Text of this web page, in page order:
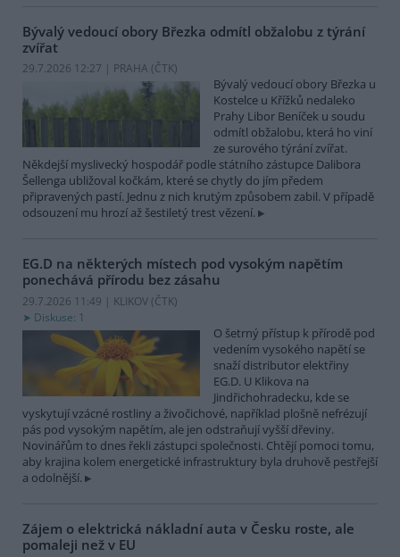
Bývalý vedoucí obory Březka odmítl obžalobu z týrání
zvířat
29.7.2026 12:27 | PRAHA (ČTK)
Bývalý vedoucí obory Březka u
Kostelce u Křížků nedaleko
Prahy Libor Beníček u soudu
odmítl obžalobu, která ho viní
ze surového týrání zvířat.
Někdejší myslivecký hospodář podle státního zástupce Dalibora
Šellenga ubližoval kočkám, které se chytly do jím předem
připravených pastí. Jednu z nich krutým způsobem zabil. V případě
odsouzení mu hrozí až šestiletý trest vězení.
EG.D na některých místech pod vysokým napětím
ponechává přírodu bez zásahu
29.7.2026 11:49 | KLIKOV (ČTK)
Diskuse: 1
O šetrný přístup k přírodě pod
vedením vysokého napětí se
snaží distributor elektřiny
EG.D. U Klikova na
Jindřichohradecku, kde se
vyskytují vzácné rostliny a živočichové, například plošně nefrézují
pás pod vysokým napětím, ale jen odstraňují vyšší dřeviny.
Novinářům to dnes řekli zástupci společnosti. Chtějí pomoci tomu,
aby krajina kolem energetické infrastruktury byla druhově pestřejší
a odolnější.
Zájem o elektrická nákladní auta v Česku roste, ale
pomaleji než v EU